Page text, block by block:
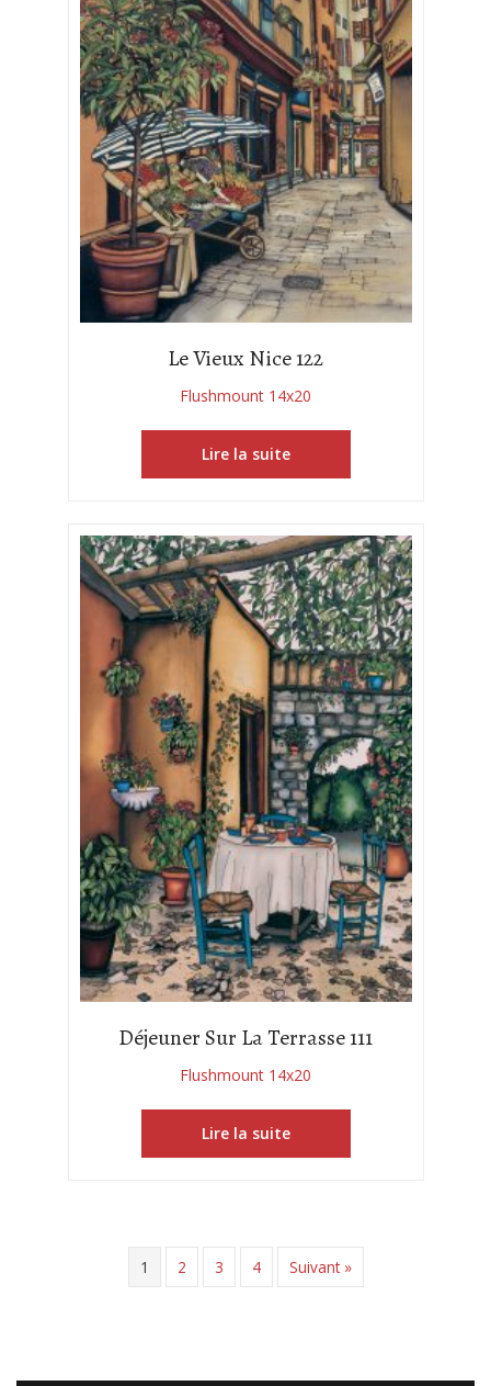
Le Vieux Nice 122
Flushmount 14x20
Lire la suite
Déjeuner Sur La Terrasse 111
Flushmount 14x20
Lire la suite
1 2 3 4 Suivant »